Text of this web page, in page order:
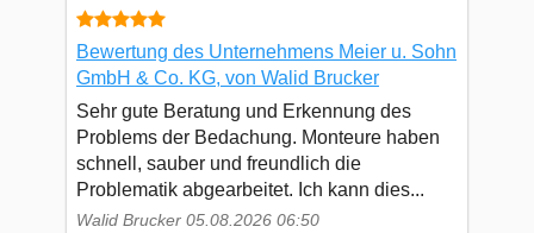
Bewertung des Unternehmens Meier u. Sohn
GmbH & Co. KG, von Walid Brucker
Sehr gute Beratung und Erkennung des
Problems der Bedachung. Monteure haben
schnell, sauber und freundlich die
Problematik abgearbeitet. Ich kann dies...
Walid Brucker 05.08.2026 06:50